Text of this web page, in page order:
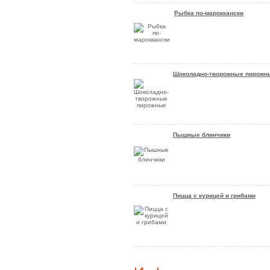
Рыбка по-мароккански
Шоколадно-творожные
Пышные блинчики
Пицца с курицей и грибами